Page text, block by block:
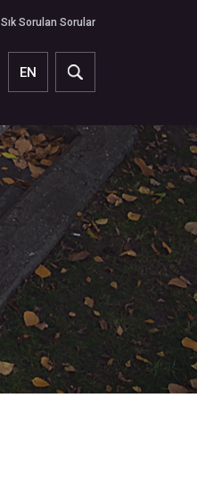
Sık Sorulan Sorular
EN